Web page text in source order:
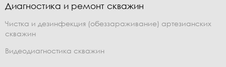
Диагностика и ремонт скважин
Чистка и дезинфекция (обеззараживание) артезианских
скважин
Видеодиагностика скважин